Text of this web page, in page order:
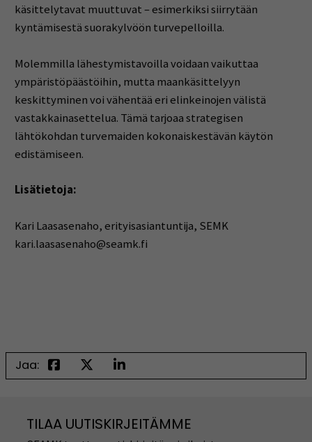
käsittelytavat muuttuvat – esimerkiksi siirrytään
kyntämisestä suorakylvöön turvepelloilla.
Molemmilla lähestymistavoilla voidaan vaikuttaa
ympäristöpäästöihin, mutta maankäsittelyyn
keskittyminen voi vähentää eri elinkeinojen välistä
vastakkainasettelua. Tämä tarjoaa strategisen
lähtökohdan turvemaiden kokonaiskestävän käytön
edistämiseen.
Lisätietoja:
Kari Laasasenaho, erityisasiantuntija, SEMK
kari.laasasenaho@seamk.fi
Jaa:
TILAA UUTISKIRJEITÄMME